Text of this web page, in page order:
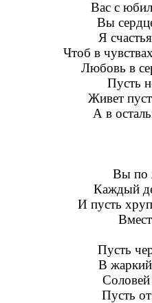
Вас с
Вы
Я
Чтоб в
Любовь в
Пусть
Живет
А в
Вы по
Каждый
И пусть
Пусть
В жаркий
Соловей
Пусть